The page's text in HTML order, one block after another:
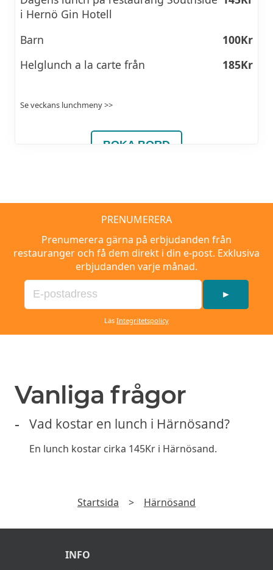
i Hernö Gin Hotell
Barn
100Kr
Helglunch a la carte från
185Kr
Se veckans lunchmeny >>
BOKA BORD
PRENUMERERA
Prenumerera gärna på erbjudanden från
restauranger och få dem direkt i din e-post. Exklusiva
erbjudanden varje månad.
►
Läs Integritetspolicy
Vanliga frågor
Vad kostar en lunch i Härnösand?
En lunch kostar cirka 145Kr i Härnösand.
Startsida > Härnösand
INFO